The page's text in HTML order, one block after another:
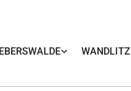
EBERSWALDE WANDLITZ